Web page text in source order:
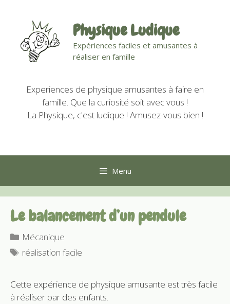
contenu
Physique Ludique
Expériences faciles et amusantes à
réaliser en famille
Experiences de physique amusantes à faire en
famille. Que la curiosité soit avec vous !
La Physique, c'est ludique ! Amusez-vous bien !
Menu
Le balancement d’un pendule
Catégories
Mécanique
Étiquettes
réalisation facile
Cette expérience de physique amusante est très facile
à réaliser par des enfants.